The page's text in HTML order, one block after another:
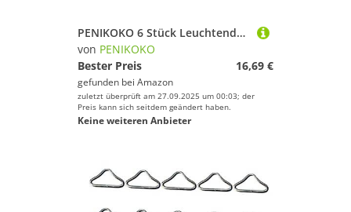
PENIKOKO 6 Stück Leuchtende Golfbälle Wiederverwendbar Fluoreszierende Trainingsbälle für Abend Nachtgolf Outdoor Übungsbälle mit Hoher Sichtbarkeit
von PENIKOKO
Bester Preis
16,69 €
gefunden bei Amazon
zuletzt überprüft am 27.09.2025 um 00:03; der
Preis kann sich seitdem geändert haben.
Keine weiteren Anbieter